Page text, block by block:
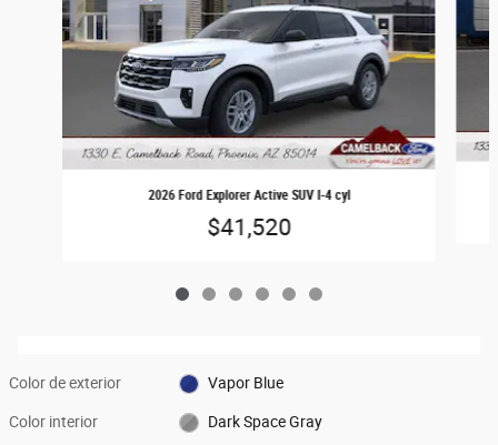
2026 Ford Explorer Active SUV I-4 cyl
$41,520
Color de exterior Vapor Blue
Color interior Dark Space Gray